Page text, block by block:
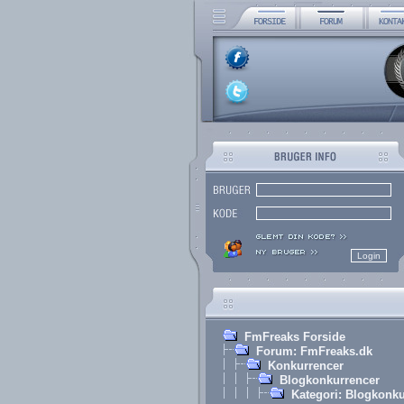
FmFreaks Forside
Forum: FmFreaks.dk
Konkurrencer
Blogkonkurrencer
Kategori: